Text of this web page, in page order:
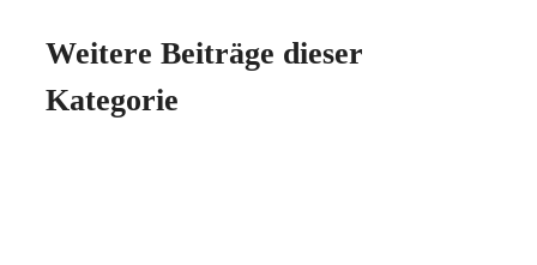
Weitere Beiträge dieser
Kategorie